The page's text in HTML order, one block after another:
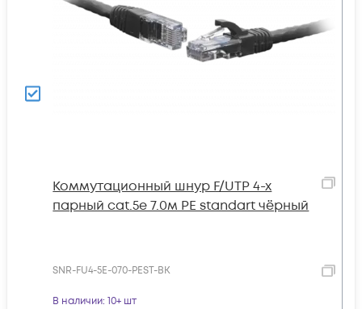
Коммутационный шнур F/UTP 4-х
парный cat.5e 7.0м PE standart чёрный
SNR-FU4-5E-070-PEST-BK
В наличии: 10+ шт